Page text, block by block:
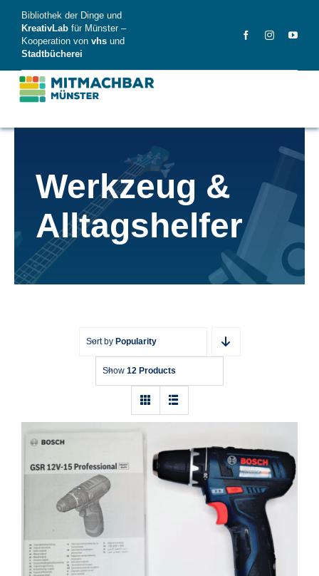
content
Bibliothek der Dinge und
KreativLab für Münster –
Kooperation von vhs und
Stadtbücherei
Dinge
News
Videos
Werkzeug &
Alltagshelfer
Sort by Popularity
Show 12 Products
Akku-Bohrschrauber Bosch Professional
GSR 12V-15 0615990G6L